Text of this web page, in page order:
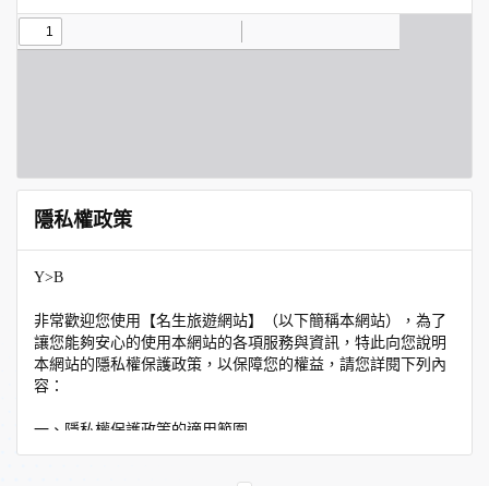
隱私權政策
Y>B
非常歡迎您使用【名生旅遊網站】（以下簡稱本網站），為了
讓您能夠安心的使用本網站的各項服務與資訊，特此向您說明
本網站的隱私權保護政策，以保障您的權益，請您詳閱下列內
容：
一、隱私權保護政策的適用範圍
隱私權保護政策內容，包括本網站如何處理在您使用網站服務